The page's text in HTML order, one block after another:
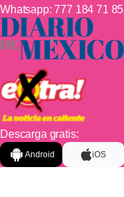
Whatsapp:777 184 71 85
Descarga gratis:
Android iOS